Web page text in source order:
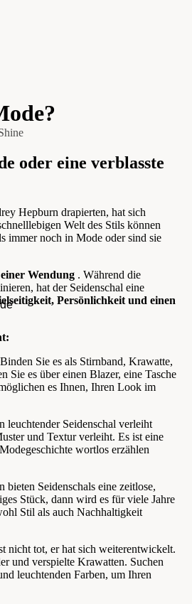
oder eine verblasste
Hepburn drapierten, hat sich
Welt des Stils können
immer noch in Mode oder sind sie
Wendung . Während die
hat der Seidenschal eine
Persönlichkeit und einen
Binden Sie es als Stirnband, Krawatte,
Sie es über einen Blazer, eine Tasche
es Ihnen, Ihren Look im
leuchtender Seidenschal verleiht
und Textur verleiht. Es ist eine
wortlos erzählen
bieten Seidenschals eine zeitlose,
Stück, dann wird es für viele Jahre
Stil als auch Nachhaltigkeit
nicht tot, er hat sich weiterentwickelt.
und verspielte Krawatten. Suchen
leuchtenden Farben, um Ihren